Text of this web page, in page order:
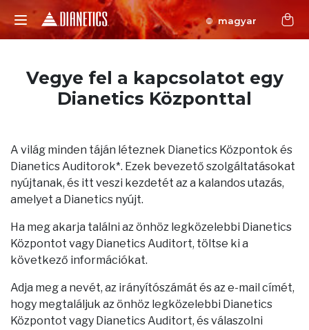
magyar
Vegye fel a kapcsolatot egy
Dianetics Központtal
A világ minden táján léteznek Dianetics Központok és
Dianetics Auditorok*. Ezek bevezető szolgáltatásokat
nyújtanak, és itt veszi kezdetét az a kalandos utazás,
amelyet a Dianetics nyújt.
Ha meg akarja találni az önhöz legközelebbi Dianetics
Központot vagy Dianetics Auditort, töltse ki a
következő információkat.
Adja meg a nevét, az irányítószámát és az e-mail címét,
hogy megtaláljuk az önhöz legközelebbi Dianetics
Központot vagy Dianetics Auditort, és válaszolni